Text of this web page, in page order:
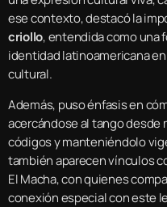
ese contexto, destacó la
criollo, entendida como una
identidad latinoamericana
cultural.
Además, puso énfasis en
acercándose al tango desde
códigos y manteniéndolo
también aparecen vínculos
El Macha, con quienes
conexión especial con este